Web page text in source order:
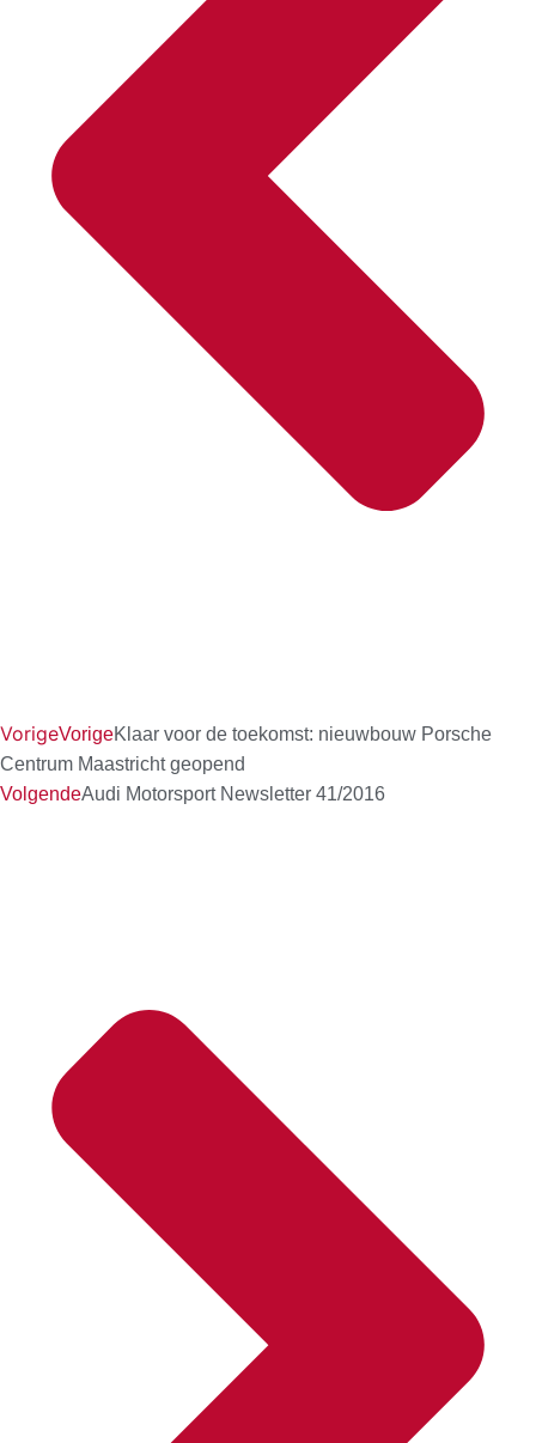
VorigeVorigeKlaar voor de toekomst: nieuwbouw Porsche
Centrum Maastricht geopend
VolgendeAudi Motorsport Newsletter 41/2016